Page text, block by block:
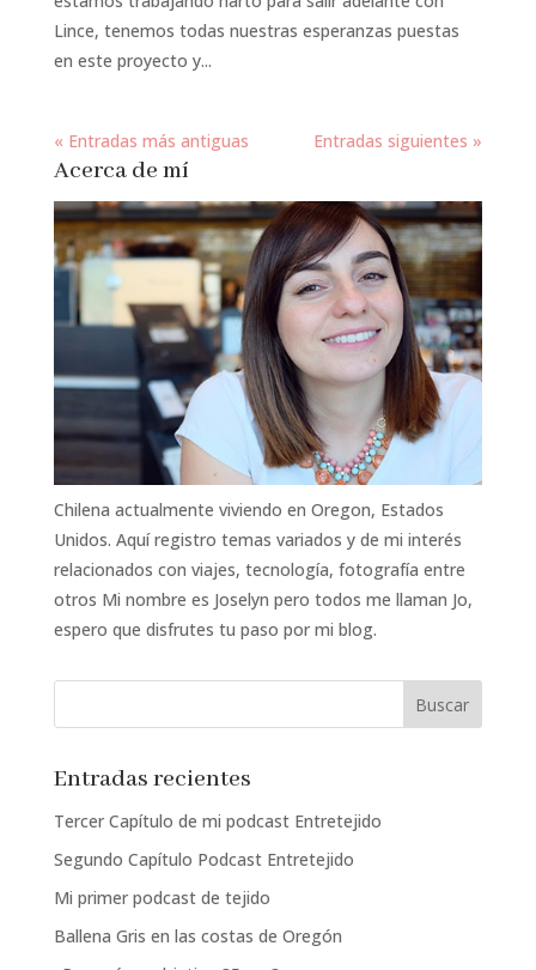
Lince, tenemos todas nuestras esperanzas puestas
en este proyecto y...
« Entradas más antiguas Entradas siguientes »
Acerca de mí
Chilena actualmente viviendo en Oregon, Estados
Unidos. Aquí registro temas variados y de mi interés
relacionados con viajes, tecnología, fotografía entre
otros Mi nombre es Joselyn pero todos me llaman Jo,
espero que disfrutes tu paso por mi blog.
Entradas recientes
Tercer Capítulo de mi podcast Entretejido
Segundo Capítulo Podcast Entretejido
Mi primer podcast de tejido
Ballena Gris en las costas de Oregón